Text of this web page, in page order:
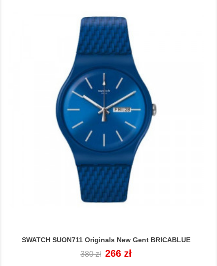
SWATCH SUON711 Originals New Gent BRICABLUE
Cena
380 zł Cena
266 zł